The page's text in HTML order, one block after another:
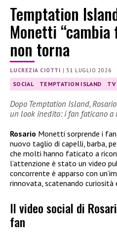
Temptation
Monetti “cambia
non torna
LUCREZIA CIOTTI |31 LUGLIO 2026
SOCIAL TEMPTATION ISLAND TV
Dopo Temptation Island,
un look inedito: i fan faticano a
Rosario Monetti sorprende i
nuovo taglio di capelli, barba,
che molti hanno faticato a
l’attenzione è stato un video
concorrente è apparso con
rinnovata, scatenando curiosità
Il video social di
fan